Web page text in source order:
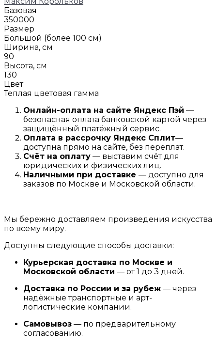
Базовая
350000
Размер
Большой (более 100 см)
Ширина, см
90
Высота, см
130
Цвет
Теплая цветовая гамма
Онлайн-оплата на сайте Яндекс Пэй —
безопасная оплата банковской картой через
защищённый платёжный сервис.
Оплата в рассрочку Я ндекс Сплит—
доступна прямо на сайте, без переплат.
Счёт на оплату — выставим счёт для
юридических и физических лиц.
Наличными при доставке — доступно для
заказов по Москве и Московской области.
Мы бережно доставляем произведения искусства
по всему миру.
Доступны следующие способы доставки:
Курьерская доставка по Москве и
Московской области — от 1 до 3 дней.
Доставка по России и за рубеж — через
надёжные транспортные и арт-
логистические компании.
Самовывоз — по предварительному
согласованию.